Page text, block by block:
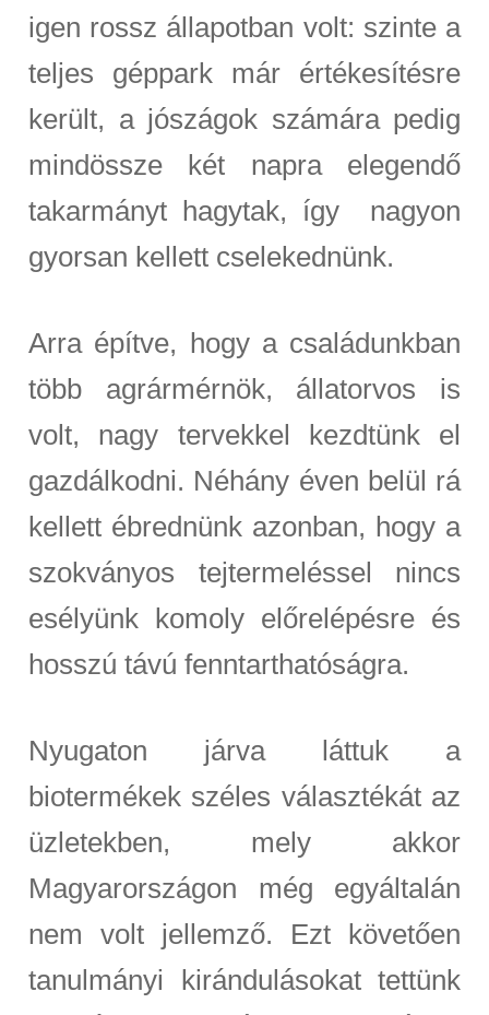
igen rossz állapotban volt: szinte a
teljes géppark már értékesítésre
került, a jószágok számára pedig
mindössze két napra elegendő
takarmányt hagytak, így nagyon
gyorsan kellett cselekednünk.
Arra építve, hogy a családunkban
több agrármérnök, állatorvos is
volt, nagy tervekkel kezdtünk el
gazdálkodni. Néhány éven belül rá
kellett ébrednünk azonban, hogy a
szokványos tejtermeléssel nincs
esélyünk komoly előrelépésre és
hosszú távú fenntarthatóságra.
Nyugaton járva láttuk a
biotermékek széles választékát az
üzletekben, mely akkor
Magyarországon még egyáltalán
nem volt jellemző. Ezt követően
tanulmányi kirándulásokat tettünk